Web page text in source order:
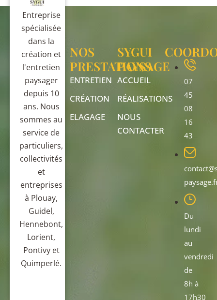
Entreprise
spécialisée
dans la
création et
l'entretien
paysager
depuis 10
ans. Nous
sommes au
service de
particuliers,
collectivités
et
entreprises
à Plouay,
Guidel,
Hennebont,
Lorient,
Pontivy et
Quimperlé.
NOS
PRESTATIONS
ENTRETIEN
CRÉATION
ELAGAGE
SYGUI
PAYSAGE
ACCUEIL
RÉALISATIONS
NOUS
CONTACTER
07
45
08
16
43
Du
lundi
au
vendredi
de
8h à
17h30